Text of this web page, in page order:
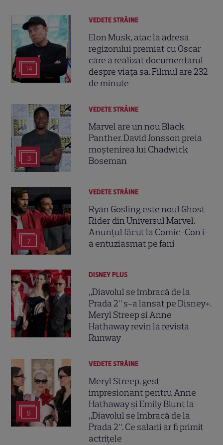
14
VEDETE STRĂINE
Elon Musk, atac la adresa
regizorului premiat cu Oscar
care a realizat documentarul
despre viața sa. Filmul are 232
de minute
3
VEDETE STRĂINE
Marvel are un nou Black
Panther. David Jonsson preia
moștenirea lui Chadwick
Boseman
7
VEDETE STRĂINE
Ryan Gosling este noul Ghost
Rider din Universul Marvel.
Anunțul făcut la Comic-Con i-
a entuziasmat pe fani
DISNEY PLUS
„Diavolul se îmbracă de la
Prada 2” s-a lansat pe Disney+.
Meryl Streep și Anne
Hathaway revin la revista
Runway
9
VEDETE STRĂINE
Meryl Streep, gest
impresionant pentru Anne
Hathaway și Emily Blunt la
„Diavolul se îmbracă de la
Prada 2”. Ce salarii ar fi primit
actrițele